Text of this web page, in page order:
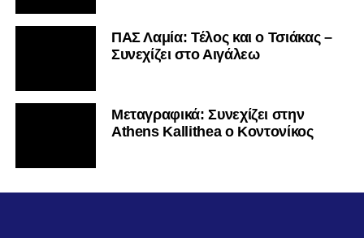
ΠΑΣ Λαμία: Τέλος και ο Τσιάκας –
Συνεχίζει στο Αιγάλεω
Mεταγραφικά: Συνεχίζει στην
Athens Kallithea ο Κοντονίκος